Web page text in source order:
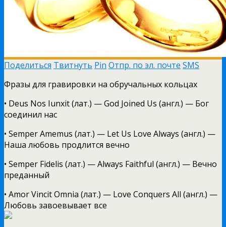
Поделиться Твитнуть Pin Отпр. по эл. почте SMS
Фразы для гравировки на обручальных кольцах
• Deus Nos Iunxit (лат.) — God Joined Us (англ.) — Бог
соединил нас
• Semper Amemus (лат.) — Let Us Love Always (англ.) —
Наша любовь продлится вечно
• Semper Fidelis (лат.) — Always Faithful (англ.) — Вечно
преданный
• Amor Vincit Omnia (лат.) — Love Conquers All (англ.) —
Любовь завоевывает все